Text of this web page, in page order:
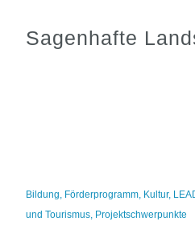
Sagenhafte
Bildung, Förderprogramm, Kultur,
und Tourismus, Projektschwerpunkte